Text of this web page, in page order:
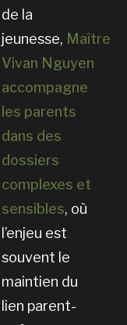
de la
jeunesse, Maître
Vivan Nguyen
accompagne
les parents
dans des
dossiers
complexes et
sensibles, où
l’enjeu est
souvent le
maintien du
lien parent-